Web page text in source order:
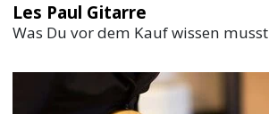
Les Paul Gitarre
Was Du vor dem Kauf wissen musst